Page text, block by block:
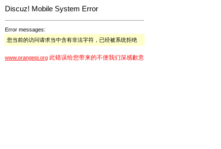
Discuz! Mobile System Error
Error messages:
您当前的访问请求当中含有非法字符，已经被系统拒绝
www.orangepi.org 此错误给您带来的不便我们深感歉意